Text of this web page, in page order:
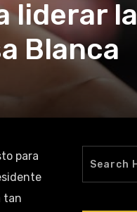
liderar la
Blanca
tan